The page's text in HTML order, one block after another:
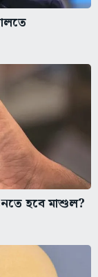
হবে মাশুল?